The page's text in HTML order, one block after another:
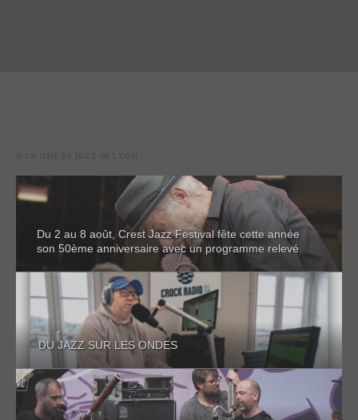
Du 2 au 8 août, Crest Jazz Festival fête cette année
son 50ème anniversaire avec un programme relevé
DU JAZZ SUR LES ONDES